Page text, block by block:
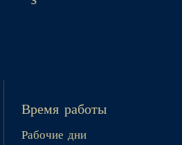
Время работы
Рабочие дни